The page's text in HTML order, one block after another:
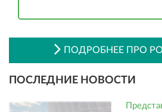
ПОДРОБНЕЕ ПРО
ПОСЛЕДНИЕ НОВОСТИ